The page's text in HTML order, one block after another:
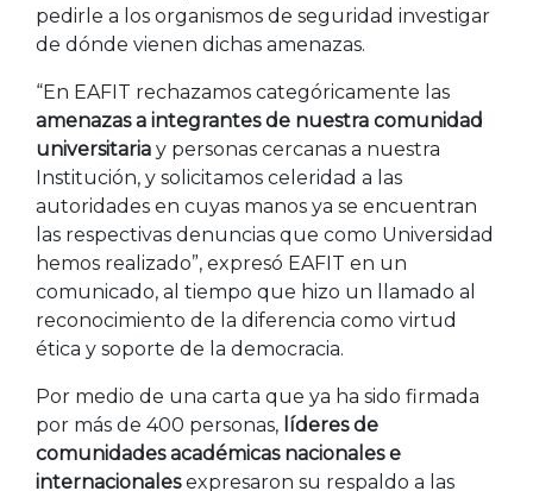
pedirle a los organismos de seguridad investigar
de dónde vienen dichas amenazas.
“En EAFIT rechazamos categóricamente las
amenazas a integrantes de nuestra comunidad
universitaria y personas cercanas a nuestra
Institución, y solicitamos celeridad a las
autoridades en cuyas manos ya se encuentran
las respectivas denuncias que como Universidad
hemos realizado”, expresó EAFIT en un
comunicado, al tiempo que hizo un llamado al
reconocimiento de la diferencia como virtud
ética y soporte de la democracia.
Por medio de una carta que ya ha sido firmada
por más de 400 personas, líderes de
comunidades académicas nacionales e
internacionalesexpresaron su respaldo a las